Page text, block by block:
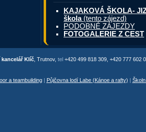
KAJAKOVÁ ŠKOLA-
škola(tento zájezd)
PODOBNÉ ZÁJEZDY
FOTOGALERIE Z CEST
Klíč, Trutnov, tel +420 499 818 309, +420 777 602
a teambuilding| Půjčovna lodí Labe (Kánoe a rafty)